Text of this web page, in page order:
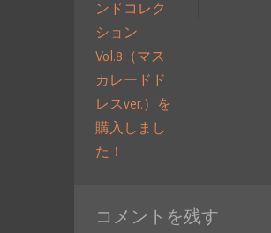
ンドコレク
ション
Vol.8（マス
カレードド
レスver.）を
購入しまし
た！
投
コメントを残す